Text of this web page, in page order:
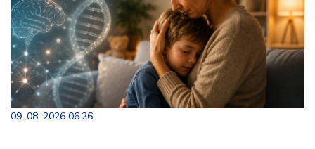
09. 08. 2026 06:26